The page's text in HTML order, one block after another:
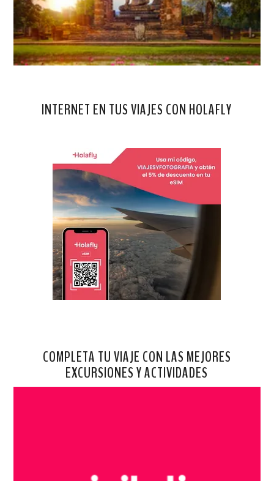
INTERNET EN TUS VIAJES CON HOLAFLY
COMPLETA TU VIAJE CON LAS MEJORES
EXCURSIONES Y ACTIVIDADES